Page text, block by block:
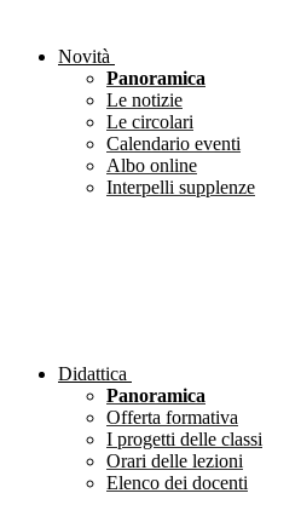
Novità
Panoramica
Le notizie
Le circolari
Calendario eventi
Albo online
Interpelli supplenze
Didattica
Panoramica
Offerta formativa
I progetti delle classi
Orari delle lezioni
Elenco dei docenti